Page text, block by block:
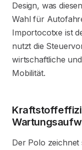
Design, was
Wahl für
Importocotxe ist
nutzt die
wirtschaftliche
Mobilität.
Der Polo zeichnet